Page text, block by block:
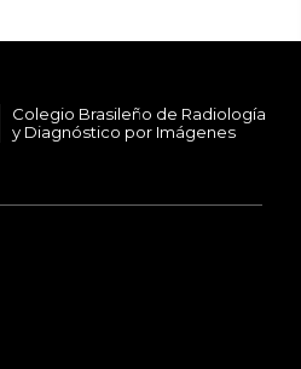
Colegio Brasileño de Radiología
y Diagnóstico por Imágenes